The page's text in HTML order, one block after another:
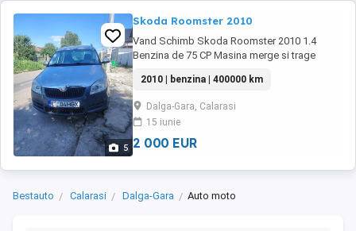
5
Skoda Roomster 2010
Vand Schimb Skoda Roomster 2010 1.4
Benzina de 75 CP Masina merge si trage
Masina merge pe orice distanta. Pretul este
negociabil.
2010 | benzina | 400000 km
Dalga-Gara, Calarasi
15 iunie
2 000 EUR
Bestauto Calarasi Dalga-Gara Auto moto